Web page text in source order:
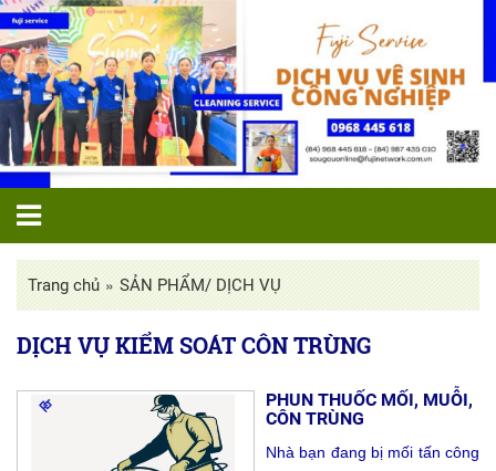
Trang chủ » SẢN PHẨM/ DỊCH VỤ
DỊCH VỤ KIỂM SOÁT CÔN TRÙNG
PHUN THUỐC MỐI, MUỖI,
CÔN TRÙNG
Nhà bạn đang bị mối tấn công